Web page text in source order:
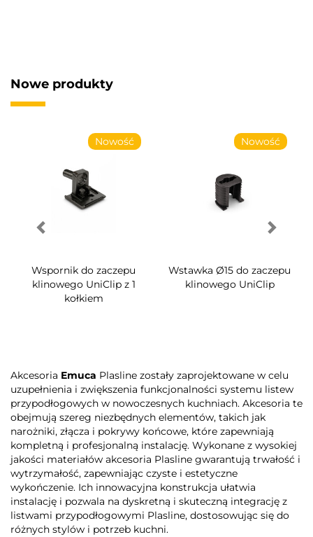
Nowe produkty
Nowość
Wspornik do zaczepu
klinowego UniClip z 1
kołkiem
Nowość
Wstawka Ø15 do zaczepu
klinowego UniClip
Akcesoria Emuca Plasline zostały zaprojektowane w celu
uzupełnienia i zwiększenia funkcjonalności systemu listew
przypodłogowych w nowoczesnych kuchniach. Akcesoria te
obejmują szereg niezbędnych elementów, takich jak
narożniki, złącza i pokrywy końcowe, które zapewniają
kompletną i profesjonalną instalację. Wykonane z wysokiej
jakości materiałów akcesoria Plasline gwarantują trwałość i
wytrzymałość, zapewniając czyste i estetyczne
wykończenie. Ich innowacyjna konstrukcja ułatwia
instalację i pozwala na dyskretną i skuteczną integrację z
listwami przypodłogowymi Plasline, dostosowując się do
różnych stylów i potrzeb kuchni.